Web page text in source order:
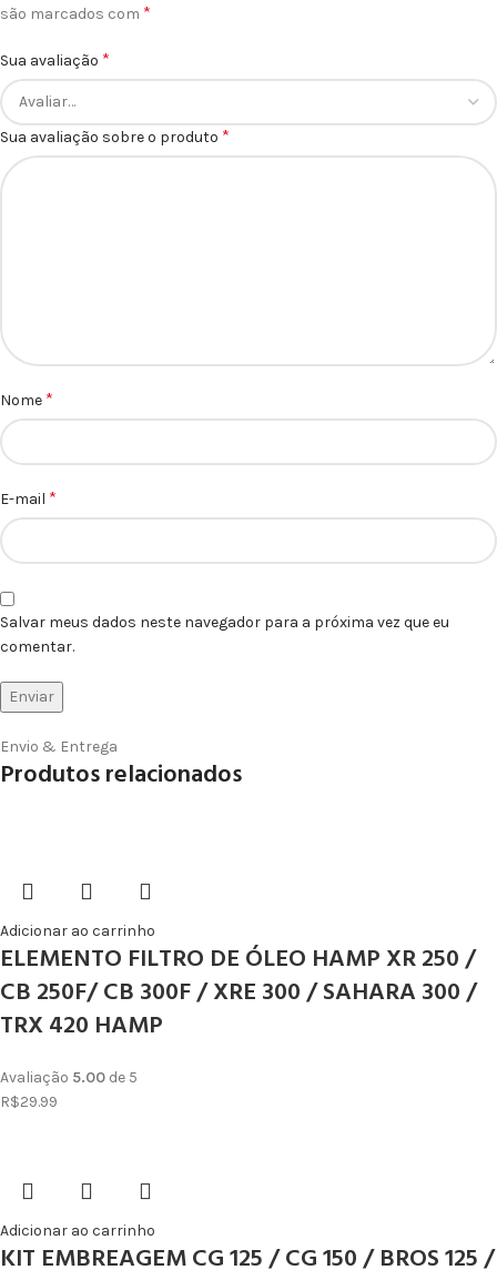
são marcados com *
Sua avaliação *
Sua avaliação sobre o produto *
Nome *
E-mail *
Salvar meus dados neste navegador para a próxima vez que eu
comentar.
Envio & Entrega
Produtos relacionados
Adicionar ao carrinho
ELEMENTO FILTRO DE ÓLEO HAMP XR 250 /
CB 250F/ CB 300F / XRE 300 / SAHARA 300 /
TRX 420 HAMP
Avaliação 5.00 de 5
R$29.99
Adicionar ao carrinho
KIT EMBREAGEM CG 125 / CG 150 / BROS 125 /